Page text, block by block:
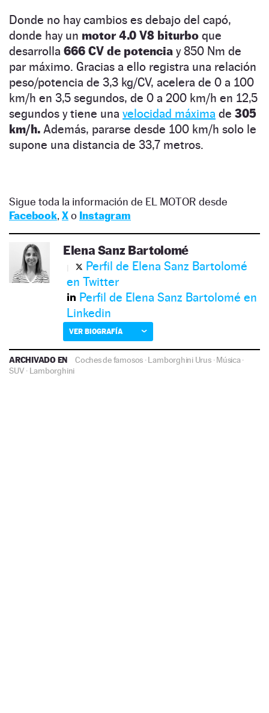
Donde no hay cambios es debajo del capó,
donde hay un motor 4.0 V8 biturbo que
desarrolla 666 CV de potencia y 850 Nm de
par máximo. Gracias a ello registra una relación
peso/potencia de 3,3 kg/CV, acelera de 0 a 100
km/h en 3,5 segundos, de 0 a 200 km/h en 12,5
segundos y tiene una velocidad máxima de 305
km/h. Además, pararse desde 100 km/h solo le
supone una distancia de 33,7 metros.
Sigue toda la información de EL MOTOR desde
Facebook, Xo Instagram
Elena Sanz Bartolomé
Perfil de Elena Sanz Bartolomé
en Twitter
Perfil de Elena Sanz Bartolomé en
Linkedin
VER BIOGRAFÍA
ARCHIVADO EN Coches de famosos ·Lamborghini Urus·Música·
SUV · Lamborghini